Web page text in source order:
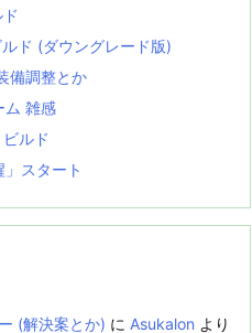
ド (ダウングレード版)
備調整とか
ム 雑感
ルド
スタート
(解決案とか) に Asukalon より